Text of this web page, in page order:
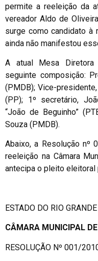
permite a reeleição da
vereador Aldo de
surge como candidato à
ainda não manifestou
A atual Mesa
seguinte composição:
(PMDB); Vice-
(PP); 1º secretário,
“João de Beguinho”
Souza (PMDB).
Abaixo, a Resolução
reeleição na Câmara
antecipa o pleito eleitoral
ESTADO DO RIO
CÂMARA MUNICIPAL
RESOLUÇÃO Nº 001/